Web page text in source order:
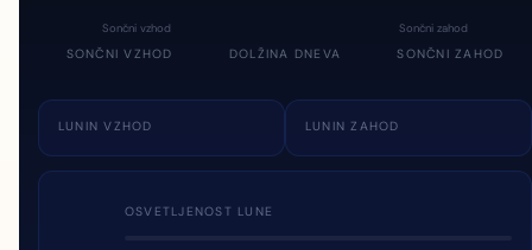
Sončni vzhod Sončni zahod
SONČNI VZHOD DOLŽINA DNEVA SONČNI ZAHOD
LUNIN VZHOD LUNIN ZAHOD
OSVETLJENOST LUNE